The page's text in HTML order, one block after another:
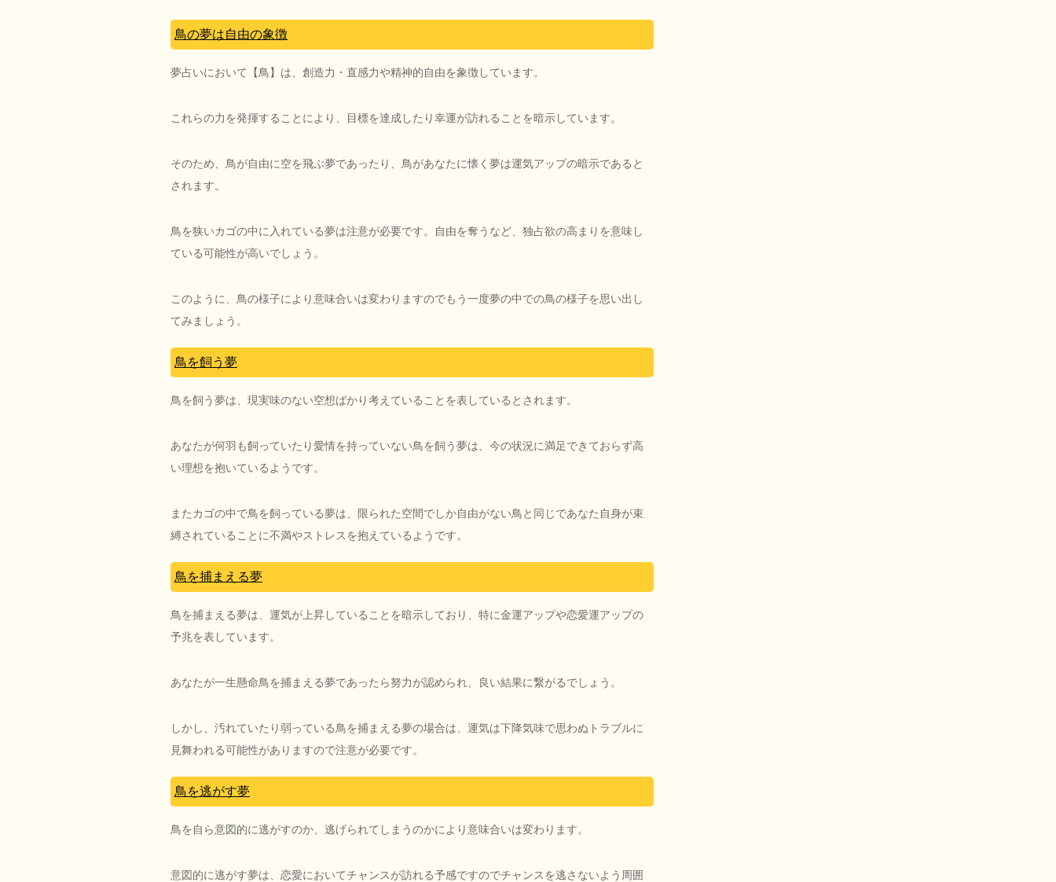
鳥の夢は自由の象徴
夢占いにおいて【鳥】は、創造力・直感力や精神的自由を象徴しています。
これらの力を発揮することにより、目標を達成したり幸運が訪れることを暗示しています。
そのため、鳥が自由に空を飛ぶ夢であったり、鳥があなたに懐く夢は運気アップの暗示であると
されます。
鳥を狭いカゴの中に入れている夢は注意が必要です。自由を奪うなど、独占欲の高まりを意味し
ている可能性が高いでしょう。
このように、鳥の様子により意味合いは変わりますのでもう一度夢の中での鳥の様子を思い出し
てみましょう。
鳥を飼う夢
鳥を飼う夢は、現実味のない空想ばかり考えていることを表しているとされます。
あなたが何羽も飼っていたり愛情を持っていない鳥を飼う夢は、今の状況に満足できておらず高
い理想を抱いているようです。
またカゴの中で鳥を飼っている夢は、限られた空間でしか自由がない鳥と同じであなた自身が束
縛されていることに不満やストレスを抱えているようです。
鳥を捕まえる夢
鳥を捕まえる夢は、運気が上昇していることを暗示しており、特に金運アップや恋愛運アップの
予兆を表しています。
あなたが一生懸命鳥を捕まえる夢であったら努力が認められ、良い結果に繋がるでしょう。
しかし、汚れていたり弱っている鳥を捕まえる夢の場合は、運気は下降気味で思わぬトラブルに
見舞われる可能性がありますので注意が必要です。
鳥を逃がす夢
鳥を自ら意図的に逃がすのか、逃げられてしまうのかにより意味合いは変わります。
意図的に逃がす夢は、恋愛においてチャンスが訪れる予感ですのでチャンスを逃さないよう周囲